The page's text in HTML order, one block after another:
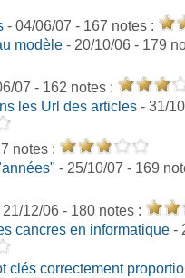
- 04/06/07 - 167 notes :
modèle - 20/10/06 - 179
07 - 162 notes :
les Url des articles - 31/
notes :
- 25/10/07 - 169
21/12/06 - 180 notes :
cancres en informatique -
clés correctement